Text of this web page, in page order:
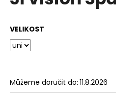
5
hvězdiček.
VELIKOST
Můžeme doručit do: 11.8.2026
j
í
t